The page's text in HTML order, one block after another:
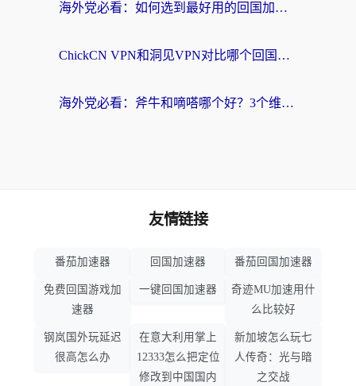
海外党必看：如何选到最好用的回国加速器？从节点到售后的全维度指南
ChickCN VPN和洞见VPN对比哪个回国效果更好？海外党亲测3款加速器+避坑指南
海外党必看：斧牛和嘀嗒哪个好？3个维度教你选对回国加速器
友情链接
番茄加速器 回国加速器 番茄回国加速器
免费回国游戏加
速器
一键回国加速器
奇迹MU加速用什
么比较好
钢岚国外玩延迟
很高怎么办
在意大利用掌上
12333怎么把定位
修改到中国国内
新加坡怎么玩七
人传奇：光与暗
之交战